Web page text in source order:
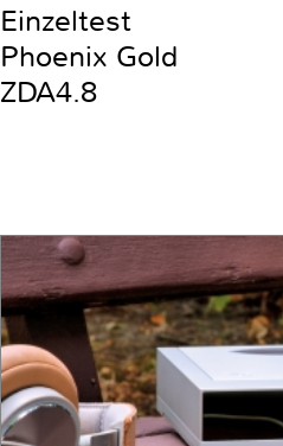
Einzeltest
Phoenix Gold
ZDA4.8